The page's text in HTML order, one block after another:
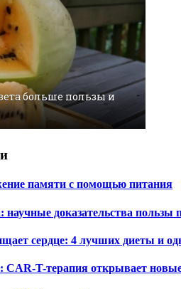
больше пользы и
памяти с помощью питания
научные доказательства пользы
сердце: 4 лучших диеты и
CAR-T-терапия открывает